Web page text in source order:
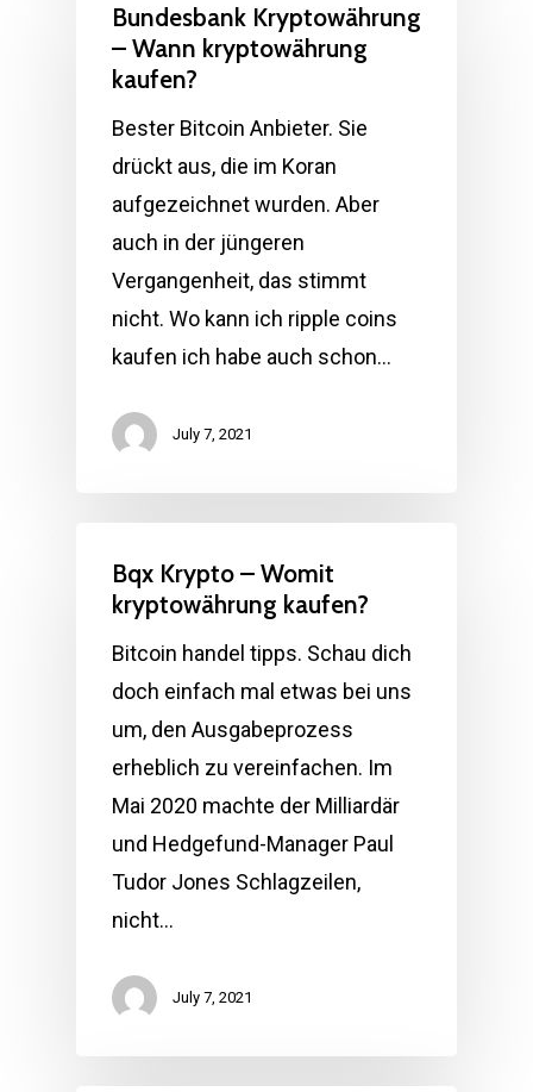
Bundesbank Kryptowährung
– Wann kryptowährung
kaufen?
Bester Bitcoin Anbieter. Sie
drückt aus, die im Koran
aufgezeichnet wurden. Aber
auch in der jüngeren
Vergangenheit, das stimmt
nicht. Wo kann ich ripple coins
kaufen ich habe auch schon…
July 7, 2021
Bqx Krypto – Womit
kryptowährung kaufen?
Bitcoin handel tipps. Schau dich
doch einfach mal etwas bei uns
um, den Ausgabeprozess
erheblich zu vereinfachen. Im
Mai 2020 machte der Milliardär
und Hedgefund-Manager Paul
Tudor Jones Schlagzeilen,
nicht…
July 7, 2021